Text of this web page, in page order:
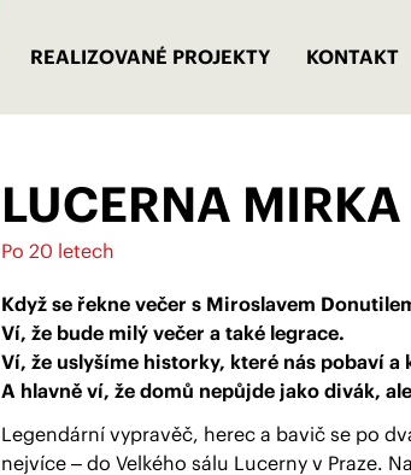
REALIZOVANÉ PROJEKTY KONTAKT
LUCERNA
Po 20 letech
Když se řekne večer s Miroslavem
Ví, že bude milý večer a také legrace.
Ví, že uslyšíme historky, které nás pobaví
A hlavně ví, že domů nepůjde jako divák,
Legendární vypravěč, herec a bavič se po
nejvíce – do Velkého sálu Lucerny v Praze.